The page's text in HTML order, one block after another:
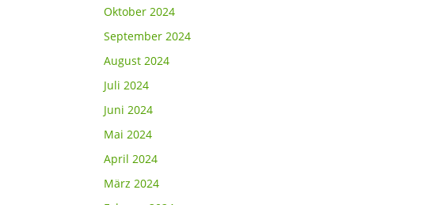
Oktober 2024
September 2024
August 2024
Juli 2024
Juni 2024
Mai 2024
April 2024
März 2024